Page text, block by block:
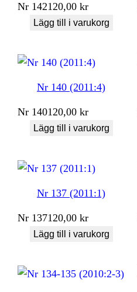
Nr 142120,00kr
Lägg till i varukorg
Nr 140 (2011:4)
Nr 140120,00kr
Lägg till i varukorg
Nr 137 (2011:1)
Nr 137120,00kr
Lägg till i varukorg